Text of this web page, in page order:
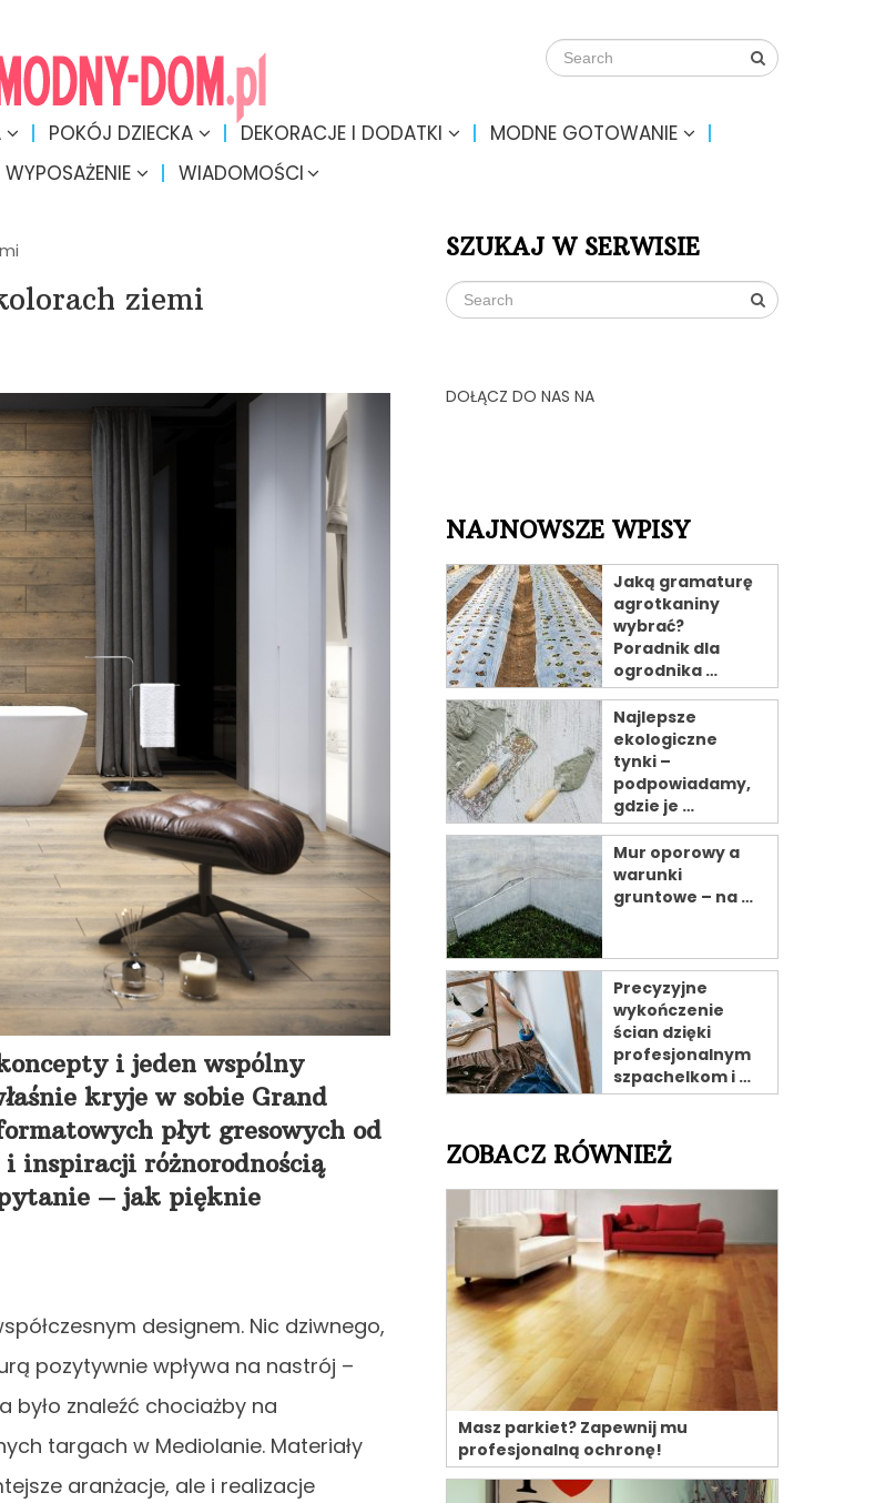
POKÓJ DZIECKA DEKORACJE I DODATKI
MODNE GOTOWANIE
WIADOMOŚCI
ziemi
i jeden wspólny
kryje w sobie Grand
płyt gresowych od
inspiracji różnorodnością
– jak pięknie
designem. Nic dziwnego,
pozytywnie wpływa na nastrój –
było znaleźć chociażby na
targach w Mediolanie. Materiały
aranżacje, ale i realizacje
SZUKAJ W SERWISIE
DOŁĄCZ DO NAS NA
NAJNOWSZE WPISY
Jaką gramaturę
agrotkaniny
wybrać?
Poradnik dla
ogrodnika …
Najlepsze
ekologiczne
tynki –
podpowiadamy,
gdzie je …
Mur oporowy a
warunki
gruntowe – na …
Precyzyjne
wykończenie
ścian dzięki
profesjonalnym
szpachelkom i …
ZOBACZ RÓWNIEŻ
Masz parkiet? Zapewnij mu
profesjonalną ochronę!